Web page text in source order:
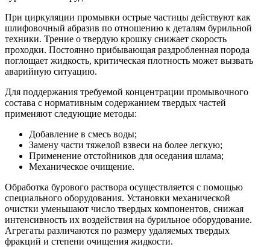
При циркуляции промывки острые частицы действуют как
шлифовочный абразив по отношению к деталям бурильной
техники. Трение о твердую крошку снижает скорость
проходки. Постоянно прибывающая раздробленная порода
поглощает жидкость, критическая плотность может вызвать
аварийную ситуацию.
Для поддержания требуемой концентрации промывочного
состава с нормативным содержанием твердых частей
применяют следующие методы:
Добавление в смесь воды;
Замену части тяжелой взвеси на более легкую;
Применение отстойников для оседания шлама;
Механическое очищение.
Обработка бурового раствора осуществляется с помощью
специального оборудования. Установки механической
очистки уменьшают число твердых компонентов, снижая
интенсивность их воздействия на бурильное оборудование.
Агрегаты различаются по размеру удаляемых твердых
фракций и степени очищения жидкости.